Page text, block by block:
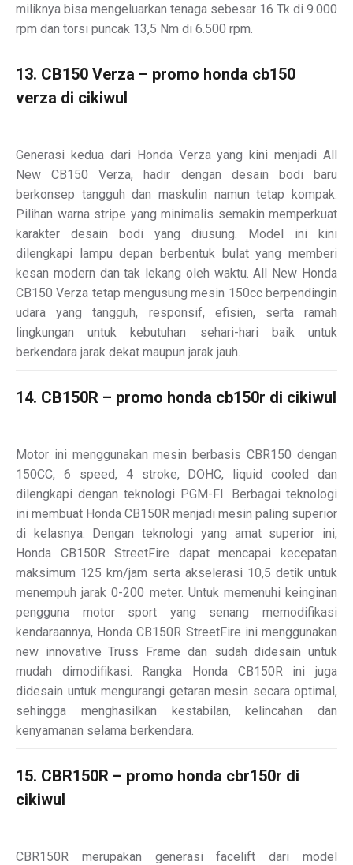
miliknya bisa mengeluarkan tenaga sebesar 16 Tk di 9.000
rpm dan torsi puncak 13,5 Nm di 6.500 rpm.
13. CB150 Verza – promo honda cb150
verza di cikiwul
Generasi kedua dari Honda Verza yang kini menjadi All
New CB150 Verza, hadir dengan desain bodi baru
berkonsep tangguh dan maskulin namun tetap kompak.
Pilihan warna stripe yang minimalis semakin memperkuat
karakter desain bodi yang diusung. Model ini kini
dilengkapi lampu depan berbentuk bulat yang memberi
kesan modern dan tak lekang oleh waktu. All New Honda
CB150 Verza tetap mengusung mesin 150cc berpendingin
udara yang tangguh, responsif, efisien, serta ramah
lingkungan untuk kebutuhan sehari-hari baik untuk
berkendara jarak dekat maupun jarak jauh.
14. CB150R – promo honda cb150r di cikiwul
Motor ini menggunakan mesin berbasis CBR150 dengan
150CC, 6 speed, 4 stroke, DOHC, liquid cooled dan
dilengkapi dengan teknologi PGM-FI. Berbagai teknologi
ini membuat Honda CB150R menjadi mesin paling superior
di kelasnya. Dengan teknologi yang amat superior ini,
Honda CB150R StreetFire dapat mencapai kecepatan
maksimum 125 km/jam serta akselerasi 10,5 detik untuk
menempuh jarak 0-200 meter. Untuk memenuhi keinginan
pengguna motor sport yang senang memodifikasi
kendaraannya, Honda CB150R StreetFire ini menggunakan
new innovative Truss Frame dan sudah didesain untuk
mudah dimodifikasi. Rangka Honda CB150R ini juga
didesain untuk mengurangi getaran mesin secara optimal,
sehingga menghasilkan kestabilan, kelincahan dan
kenyamanan selama berkendara.
15. CBR150R – promo honda cbr150r di
cikiwul
CBR150R merupakan generasi facelift dari model